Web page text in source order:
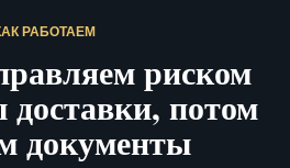
РАБОТАЕМ
риском
потом
документы